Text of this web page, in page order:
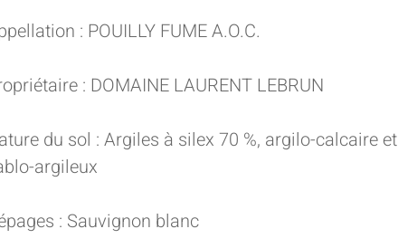
: POUILLY FUME A.O.C.
: DOMAINE LAURENT LEBRUN
du sol : Argiles à silex 70 %, argilo-calcaire et
argileux
: Sauvignon blanc